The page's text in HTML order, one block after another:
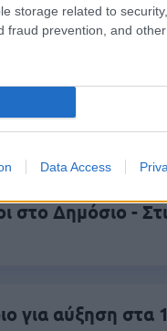
storage related to
fraud prevention, and other
Data Access
αποτελέσματα
Δημόσιο -
για αύξηση στα